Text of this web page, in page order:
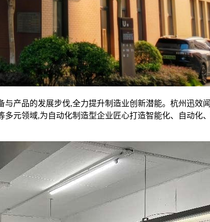
品的发展步伐,全力提升制造业创新潜能。杭州迅效
元领域,为自动化制造型企业匠心打造智能化、自动化